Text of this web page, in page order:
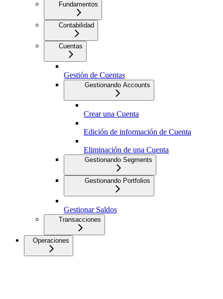
Fundamentos
Contabilidad
Cuentas
Gestión de Cuentas
Gestionando Accounts
Crear una Cuenta
Edición de información de Cuenta
Eliminación de una Cuenta
Gestionando Segments
Gestionando Portfolios
Gestionar Saldos
Transacciones
Operaciones